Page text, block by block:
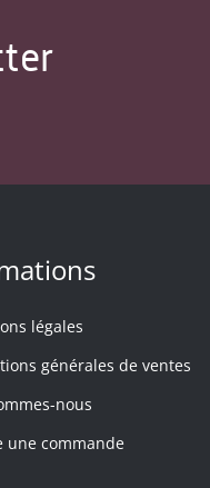
légales
générales de ventes
nous
une commande